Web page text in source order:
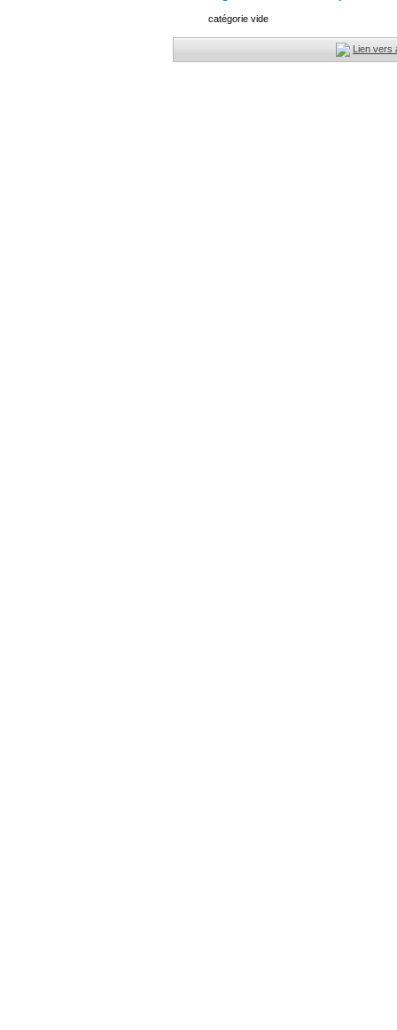
catégorie vide
Lien vers